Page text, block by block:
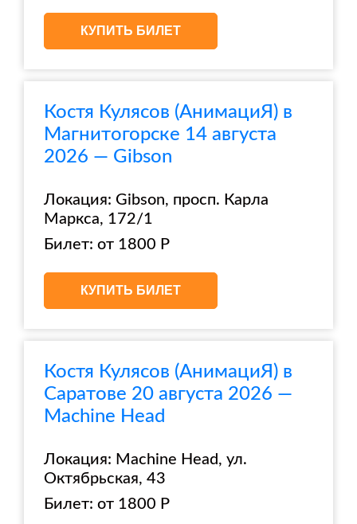
КУПИТЬ БИЛЕТ
Костя Кулясов (АнимациЯ) в
Магнитогорске 14 августа
2026 — Gibson
Локация: Gibson, просп. Карла
Маркса, 172/1
Билет: от 1800 Р
КУПИТЬ БИЛЕТ
Костя Кулясов (АнимациЯ) в
Саратове 20 августа 2026 —
Machine Head
Локация: Machine Head, ул.
Октябрьская, 43
Билет: от 1800 Р